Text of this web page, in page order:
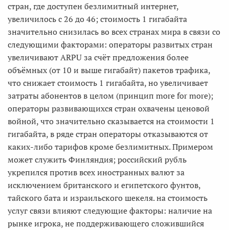
стран, где доступен безлимитный интернет,
увеличилось с 26 до 46; стоимость 1 гигабайта
значительно снизилась во всех странах мира в связи со
следующими факторами: операторы развитых стран
увеличивают ARPU за счёт предложения более
объёмных (от 10 и выше гигабайт) пакетов трафика,
что снижает стоимость 1 гигабайта, но увеличивает
затраты абонентов в целом (принцип more for more);
операторы развивающихся стран охвачены ценовой
войной, что значительно сказывается на стоимости 1
гигабайта, в ряде стран операторы отказываются от
каких-либо тарифов кроме безлимитных. Примером
может служить Финляндия; российский рубль
укрепился против всех иностранных валют за
исключением британского и египетского фунтов,
тайского бата и израильского шекеля. на стоимость
услуг связи влияют следующие факторы: наличие на
рынке игрока, не поддерживающего сложившийся